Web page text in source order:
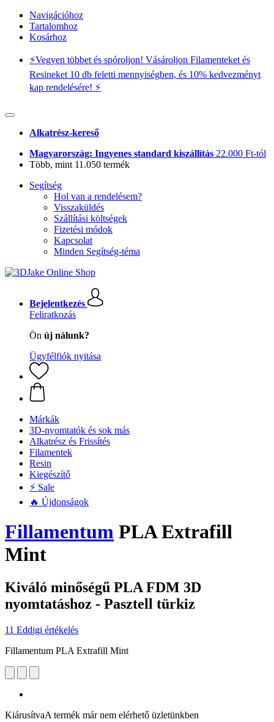
Navigációhoz
Tartalomhoz
Kosárhoz
⚡️Vegyen többet és spóroljon! Vásároljon Filamenteket és
Resineket 10 db feletti mennyiségben, és 10% kedvezményt
kap rendelésére! ⚡️
Alkatrész-kereső
Magyarország: Ingyenes standard kiszállítás 22.000 Ft-tól
Több, mint 11.050 termék
Segítség
Hol van a rendelésem?
Visszaküldés
Szállítási költségek
Fizetési módok
Kapcsolat
Minden Segítség-téma
Bejelentkezés
Feliratkozás
Ön új nálunk?
Ügyfélfiók nyitása
Márkák
3D-nyomtatók és sok más
Alkatrész és Frissítés
Filamentek
Resin
Kiegészítő
⚡ Sale
🔥 Újdonságok
Fillamentum PLA Extrafill
Mint
Kiváló minőségű PLA FDM 3D
nyomtatáshoz - Pasztell türkiz
11 Eddigi értékelés
Fillamentum PLA Extrafill Mint
KiárusítvaA termék már nem elérhető üzletünkben